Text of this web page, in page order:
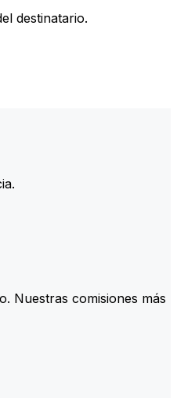
destinatario.
Nuestras comisiones más